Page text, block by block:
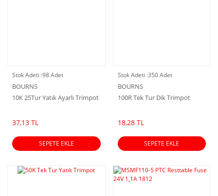
Stok Adeti :98 Adet
BOURNS
10K 25Tur Yatık Ayarlı Trimpot
37,13 TL
SEPETE EKLE
Stok Adeti :350 Adet
BOURNS
100R Tek Tur Dik Trimpot
18,28 TL
SEPETE EKLE